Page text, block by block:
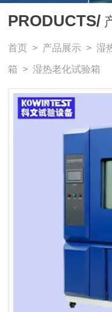
PRODUCTS/
首页 > 产品展示 >湿
箱 > 湿热老化试验箱